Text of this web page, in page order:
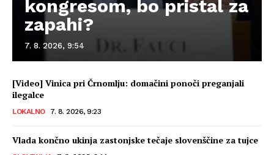
kongresom, bo pristal za
zapahi?
7. 8. 2026, 9:54
[Video] Vinica pri Črnomlju: domačini ponoči preganjali
ilegalce
LOKALNO 7. 8. 2026, 9:23
Vlada končno ukinja zastonjske tečaje slovenščine za tujce